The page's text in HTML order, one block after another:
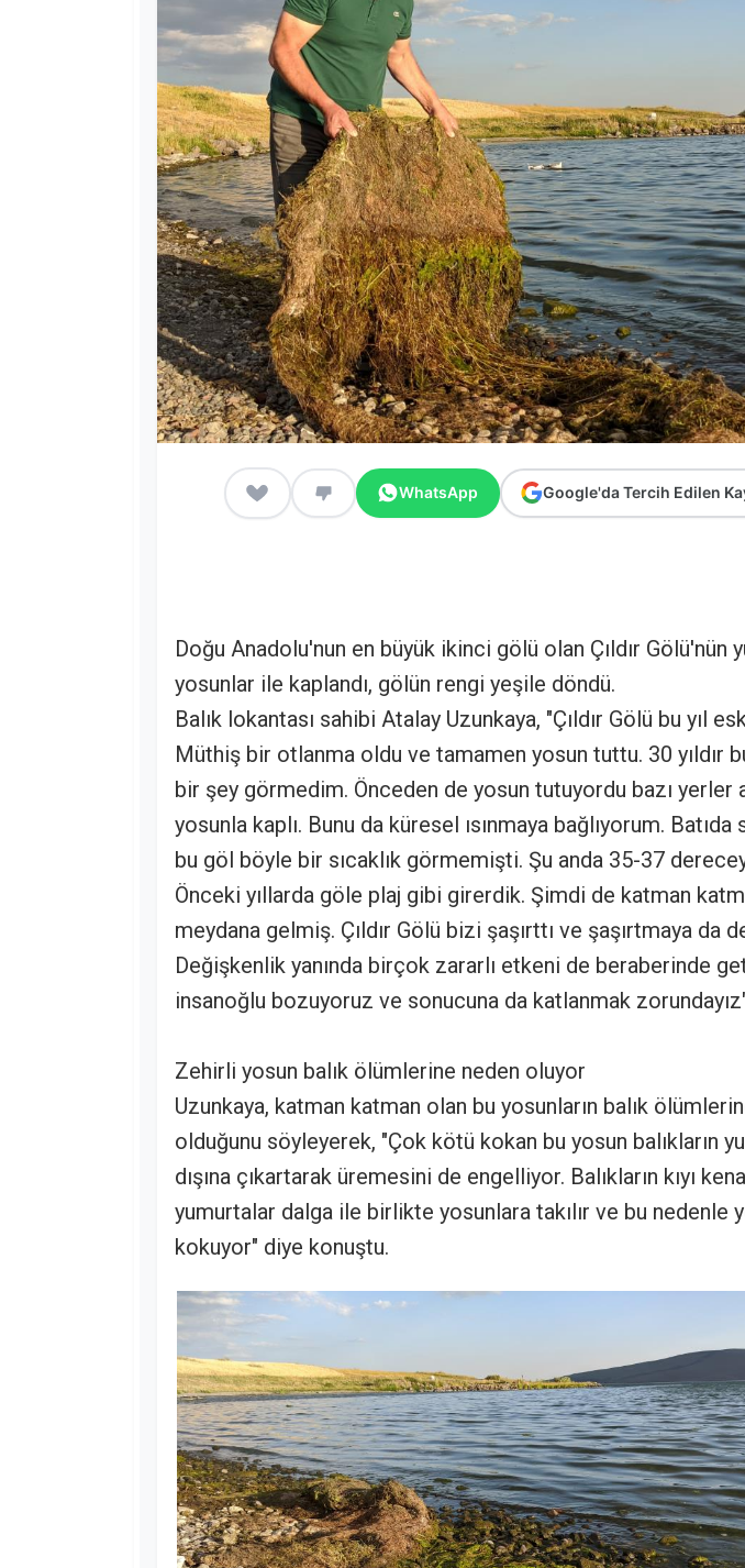
WhatsApp Google'da Tercih Edilen
Doğu Anadolu'nun en büyük ikinci gölü olan Çıldır Gölü'nün
yosunlar ile kaplandı, gölün rengi yeşile döndü.
Balık lokantası sahibi Atalay Uzunkaya, "Çıldır Gölü bu yıl
Müthiş bir otlanma oldu ve tamamen yosun tuttu. 30 yıldır
bir şey görmedim. Önceden de yosun tutuyordu bazı yerler
yosunla kaplı. Bunu da küresel ısınmaya bağlıyorum. Batıda
bu göl böyle bir sıcaklık görmemişti. Şu anda 35-37
Önceki yıllarda göle plaj gibi girerdik. Şimdi de katman
meydana gelmiş. Çıldır Gölü bizi şaşırttı ve şaşırtmaya da
Değişkenlik yanında birçok zararlı etkeni de beraberinde
insanoğlu bozuyoruz ve sonucuna da katlanmak
Zehirli yosun balık ölümlerine neden oluyor
Uzunkaya, katman katman olan bu yosunların balık
olduğunu söyleyerek, "Çok kötü kokan bu yosun balıkların
dışına çıkartarak üremesini de engelliyor. Balıkların kıyı
yumurtalar dalga ile birlikte yosunlara takılır ve bu nedenle
kokuyor" diye konuştu.